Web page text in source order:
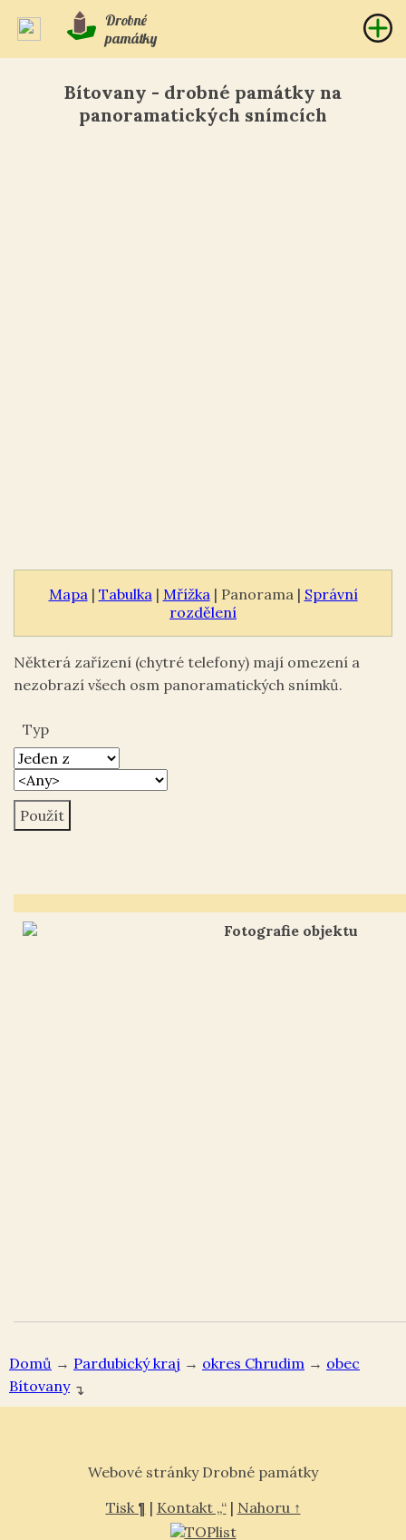
Drobné
památky
Bítovany - drobné památky na
panoramatických snímcích
Domů → Pardubický kraj → okres Chrudim →
Bítovany ↴
Mapa | Tabulka | Mřížka | Panorama | Správní
rozdělení
Některá zařízení (chytré telefony) mají omezení a
nezobrazí všech osm panoramatických snímků.
Typ
Webové stránky Drobné památky
Tisk ¶ | Kontakt „“| Nahoru ↑